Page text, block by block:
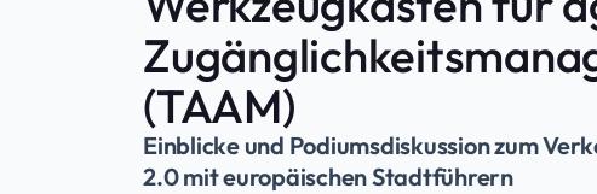
(TAAM)
Einblicke und Podiumsdiskussion zum
2.0 mit europäischen Stadtführern